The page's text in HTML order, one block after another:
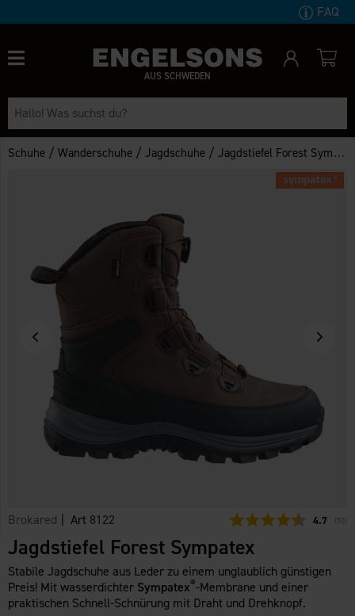
FAQ
AUS SCHWEDEN
Schuhe /Wanderschuhe /Jagdschuhe /Jagdstiefel Forest Sympatex
Brokared | Art 8122 4.7 50
Jagdstiefel Forest Sympatex
Stabile Jagdschuhe aus Leder zu einem unglaublich günstigen
Preis! Mit wasserdichter Sympatex®-Membrane und einer
praktischen Schnell-Schnürung mit Draht und Drehknopf.